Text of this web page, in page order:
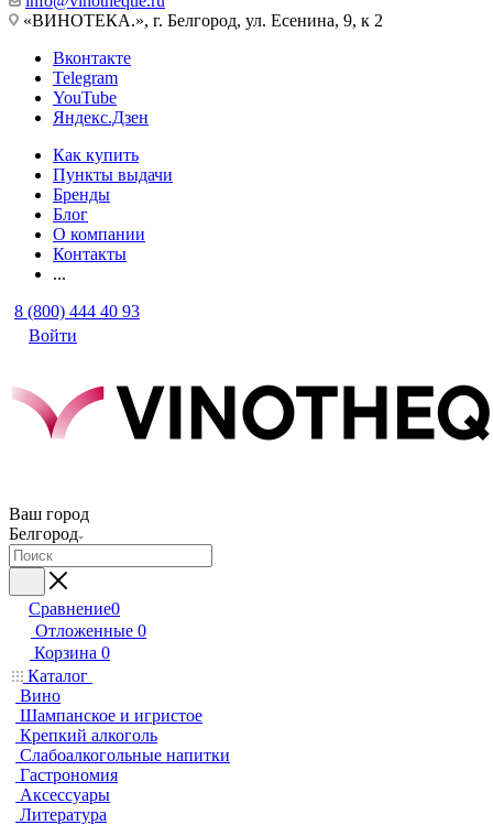
«ВИНОТЕКА.», г. Белгород, ул. Есенина, 9, к 2
Вконтакте
Telegram
YouTube
Яндекс.Дзен
Как купить
Пункты выдачи
Бренды
Блог
О компании
Контакты
...
8 (800) 444 40 93
Войти
Ваш город
Белгород
Сравнение0
Отложенные 0
Корзина 0
Каталог
Вино
Шампанское и игристое
Крепкий алкоголь
Слабоалкогольные напитки
Гастрономия
Аксессуары
Литература